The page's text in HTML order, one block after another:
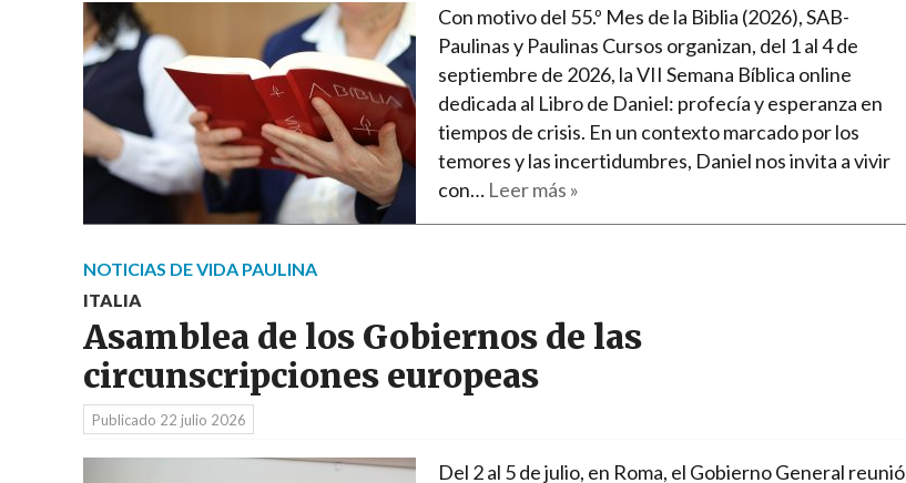
Narzole
San Lorenzo di Fossano
Susa
Con motivo del 55.º Mes de la Biblia (2026), SAB-
Paulinas y Paulinas Cursos organizan, del 1 al 4 de
septiembre de 2026, la VII Semana Bíblica online
dedicada al Libro de Daniel: profecía y esperanza en
tiempos de crisis. En un contexto marcado por los
temores y las incertidumbres, Daniel nos invita a vivir
con… Leer más »
NOTICIAS DE VIDA PAULINA
ITALIA
Asamblea de los Gobiernos de las
circunscripciones europeas
Publicado 22 julio 2026
Del 2 al 5 de julio, en Roma, el Gobierno General reunió